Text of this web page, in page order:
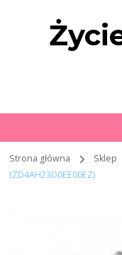
Strona główna Sklep
(ZD4AH23D0EE00EZ)